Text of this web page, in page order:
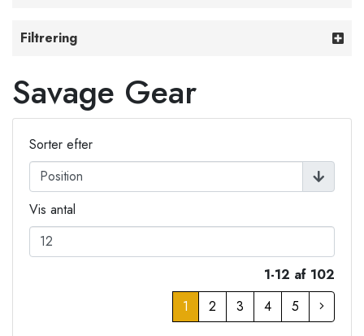
Filtrering
Savage Gear
Sorter efter
Vis antal
1-12 af 102
1
2 3 4 5